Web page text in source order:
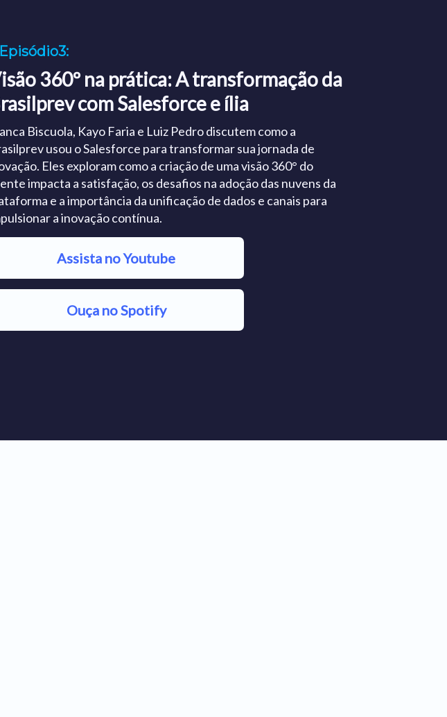
360º na prática: A transformação da
com Salesforce e ília
Biscuola, Kayo Faria e Luiz Pedro discutem como a
usou o Salesforce para transformar sua jornada de
Eles exploram como a criação de uma visão 360° do
impacta a satisfação, os desafios na adoção das nuvens da
e a importância da unificação de dados e canais para
a inovação contínua.
Assista no Youtube
Ouça no Spotify